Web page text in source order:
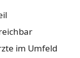
im Umfeld